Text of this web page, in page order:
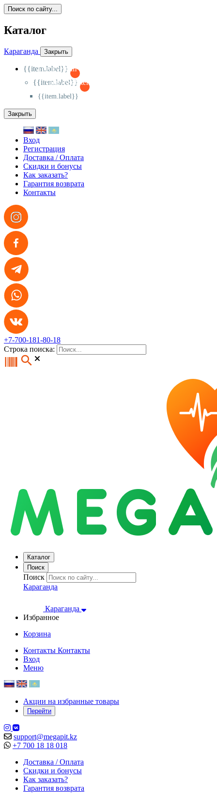
Поиск по сайту...
Каталог
Караганда Закрыть
{{item.label}}
{{activeItem==item.id?'-
{{item.label}}
{{activeSubitem==item.id?'-
{{item.label}}
Закрыть
Вход
Регистрация
Доставка / Оплата
Скидки и бонусы
Как заказать?
Гарантия возврата
Контакты
+7-700-181-80-18
Строка поиска:
Каталог
Поиск
Поиск
Караганда
Караганда
Избранное
Корзина
Контакты Контакты
Вход
Меню
Акции на избранные товары
Перейти
support@megapit.kz
+7 700 18 18 018
Доставка / Оплата
Скидки и бонусы
Как заказать?
Гарантия возврата